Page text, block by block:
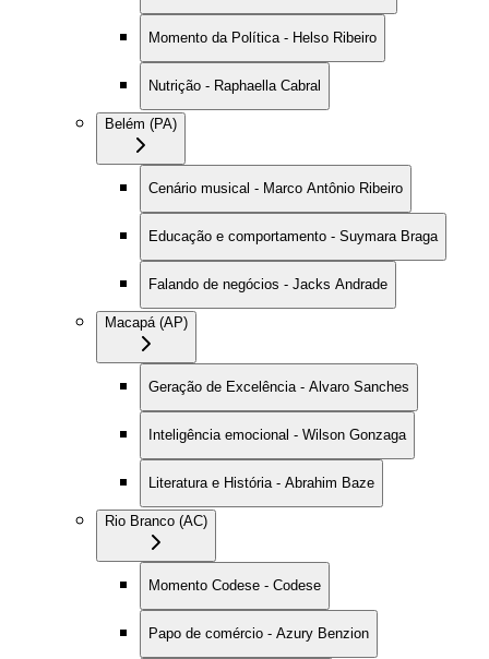
Momento da Política - Helso Ribeiro
Nutrição - Raphaella Cabral
Belém (PA)
Cenário musical - Marco Antônio Ribeiro
Educação e comportamento - Suymara Braga
Falando de negócios - Jacks Andrade
Macapá (AP)
Geração de Excelência - Alvaro Sanches
Inteligência emocional - Wilson Gonzaga
Literatura e História - Abrahim Baze
Rio Branco (AC)
Momento Codese - Codese
Papo de comércio - Azury Benzion